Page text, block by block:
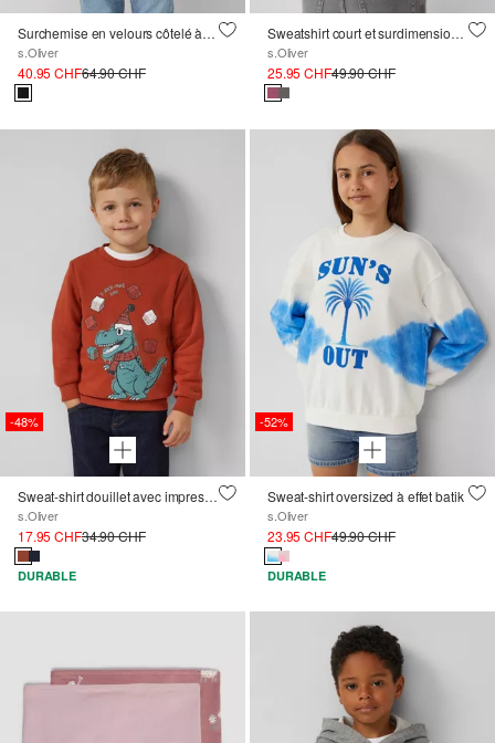
Surchemise en velours côtelé à la coupe ample
s.Oliver
40.95 CHF64.90 CHF
Sweatshirt court et surdimensionné avec teinture à l'eau et impression au dos
s.Oliver
25.95 CHF49.90 CHF
-48%
Sweat-shirt douillet avec impression frontale X-Mas
s.Oliver
17.95 CHF34.90 CHF
DURABLE
-52%
Sweat-shirt oversized à effet batik
s.Oliver
23.95 CHF49.90 CHF
DURABLE